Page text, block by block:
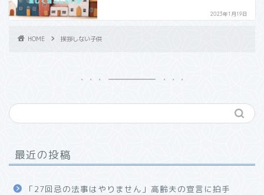
2023年1月19日
HOME 挨拶しない子供
最近の投稿
「27回忌の法事はやりません」高齢夫の宣言に拍手